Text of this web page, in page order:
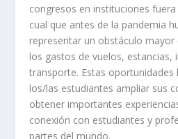
congresos en instituciones
cual que antes de la pandemia
representar un obstáculo
los gastos de vuelos, estancias,
transporte. Estas oportunidades
los/las estudiantes ampliar sus
obtener importantes
conexión con estudiantes y
partes del mundo.